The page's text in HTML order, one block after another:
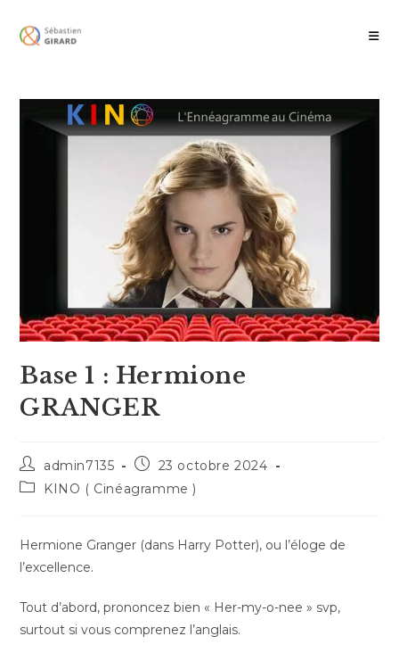
Base 1 : Hermione
GRANGER
Auteur/autrice
de
la
admin7135
Publication
23 octobre 2024
PostKINO ( Cinéagramme )
Hermione Granger (dans Harry Potter), ou l’éloge de
l’excellence.
Tout d’abord, prononcez bien « Her-my-o-nee » svp,
surtout si vous comprenez l’anglais.